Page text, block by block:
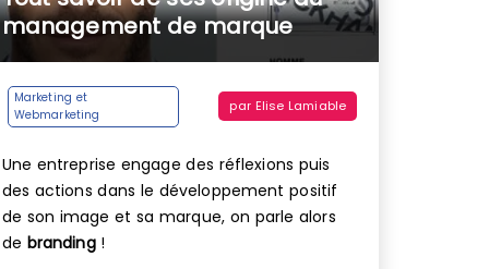
management de marque
Marketing et
Webmarketing
par Elise Lamiable
Une entreprise engage des réflexions puis
des actions dans le développement positif
de son image et sa marque, on parle alors
de branding!